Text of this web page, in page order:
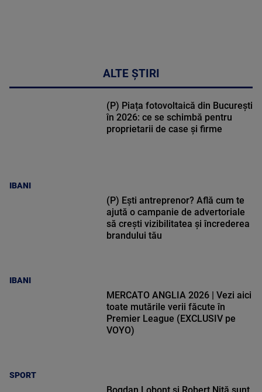
ALTE ȘTIRI
IBANI
(P) Piața fotovoltaică din București
în 2026: ce se schimbă pentru
proprietarii de case și firme
IBANI
(P) Ești antreprenor? Află cum te
ajută o campanie de advertoriale
să crești vizibilitatea și încrederea
brandului tău
SPORT
MERCATO ANGLIA 2026 | Vezi aici
toate mutările verii făcute în
Premier League (EXCLUSIV pe
VOYO)